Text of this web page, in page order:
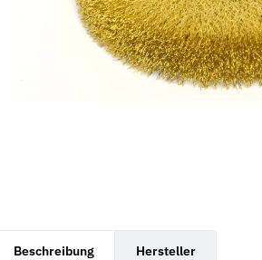
Beschreibung Hersteller